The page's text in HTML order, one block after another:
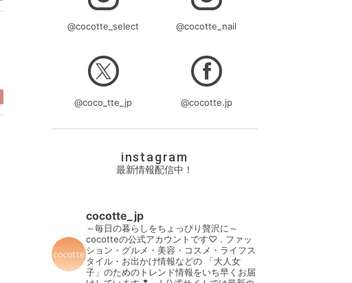
@cocotte_select @cocotte_nail
@coco_tte_jp @cocotte.jp
instagram
最新情報配信中！
cocotte_jp
～毎日の暮らしをちょっぴり贅沢に～
cocotteの公式アカウントです♡ . ファッ
ション・グルメ・美容・コスメ・ライフス
タイル・お出かけ情報などの 「大人女
子」のためのトレンド情報をいち早くお届